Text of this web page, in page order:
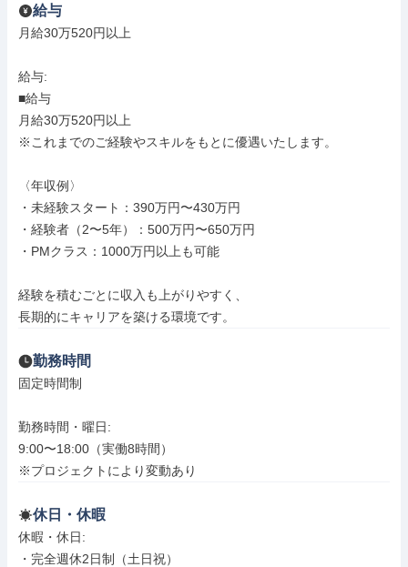
給与
月給30万520円以上
給与:
■給与
月給30万520円以上
※これまでのご経験やスキルをもとに優遇いたします。
〈年収例〉
・未経験スタート：390万円〜430万円
・経験者（2〜5年）：500万円〜650万円
・PMクラス：1000万円以上も可能
経験を積むごとに収入も上がりやすく、
長期的にキャリアを築ける環境です。
勤務時間
固定時間制
勤務時間・曜日:
9:00〜18:00（実働8時間）
※プロジェクトにより変動あり
休日・休暇
休暇・休日:
・完全週休2日制（土日祝）